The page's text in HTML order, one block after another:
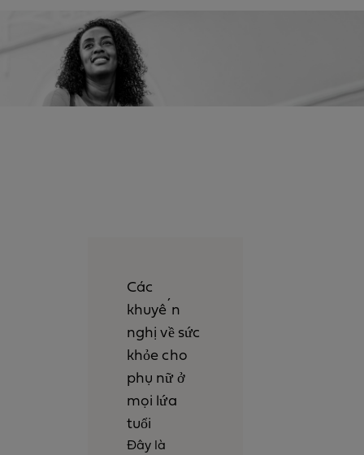
Các
khuyến
nghị về sức
khỏe cho
phụ nữ ở
mọi lứa
tuổi
Đây là